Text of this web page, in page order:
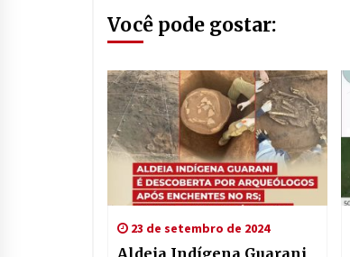
Você pode gostar:
23 de setembro de 2024
Aldeia Indígena Guarani